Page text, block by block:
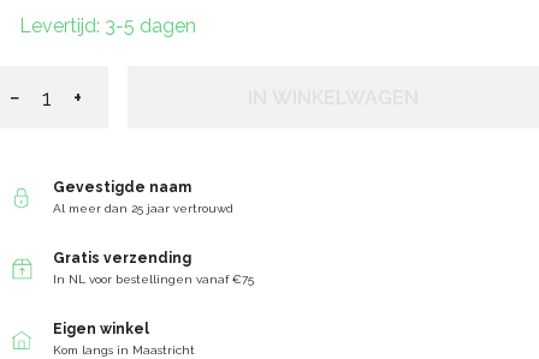
Levertijd: 3-5 dagen
− +
Gevestigde naam
Al meer dan 25 jaar vertrouwd
Gratis verzending
In NL voor bestellingen vanaf €75
Eigen winkel
Kom langs in Maastricht